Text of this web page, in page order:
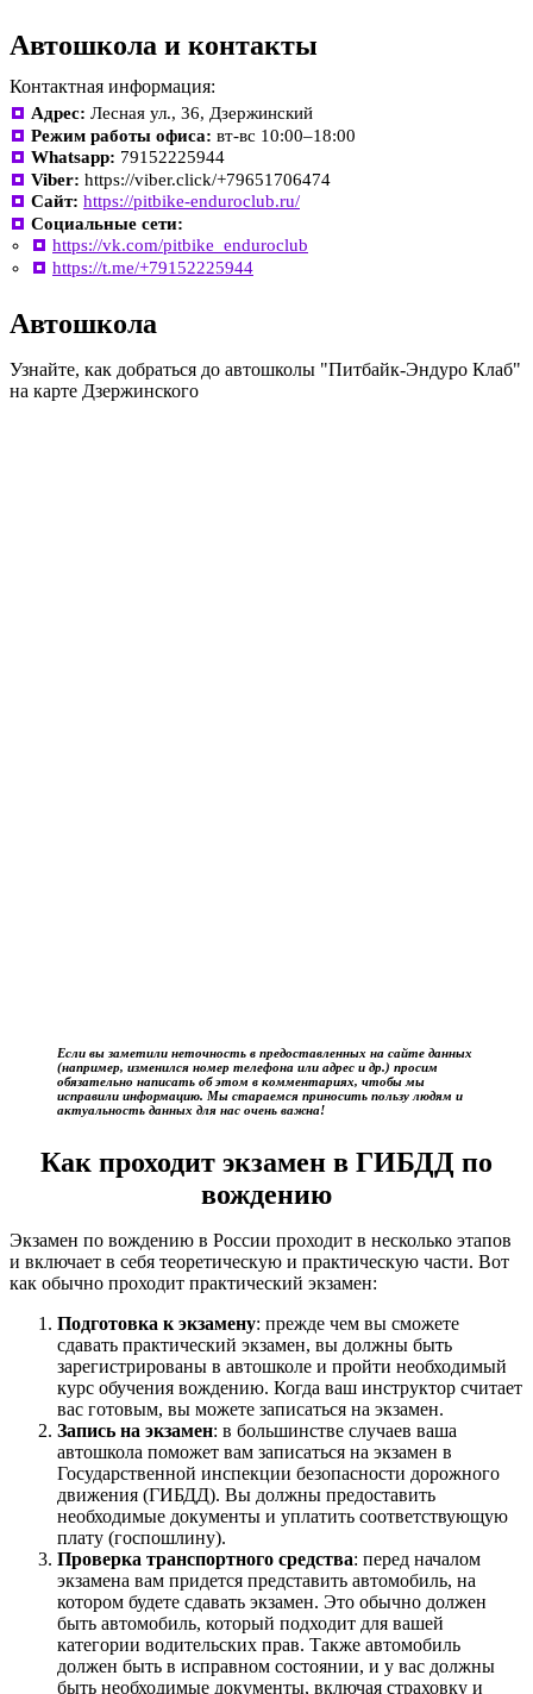
Автошкола и контакты
Контактная информация:
Адрес: Лесная ул., 36, Дзержинский
Режим работы офиса: вт-вс 10:00–18:00
Whatsapp: 79152225944
Viber: https://viber.click/+79651706474
Сайт: https://pitbike-enduroclub.ru/
Социальные сети:
https://vk.com/pitbike_enduroclub
https://t.me/+79152225944
Автошкола
Узнайте, как добраться до автошколы "Питбайк-Эндуро Клаб"
на карте Дзержинского
Если вы заметили неточность в предоставленных на сайте данных
(например, изменился номер телефона или адрес и др.) просим
обязательно написать об этом в комментариях, чтобы мы
исправили информацию. Мы стараемся приносить пользу людям и
актуальность данных для нас очень важна!
Как проходит экзамен в ГИБДД по
вождению
Экзамен по вождению в России проходит в несколько этапов
и включает в себя теоретическую и практическую части. Вот
как обычно проходит практический экзамен:
Подготовка к экзамену: прежде чем вы сможете
сдавать практический экзамен, вы должны быть
зарегистрированы в автошколе и пройти необходимый
курс обучения вождению. Когда ваш инструктор считает
вас готовым, вы можете записаться на экзамен.
Запись на экзамен: в большинстве случаев ваша
автошкола поможет вам записаться на экзамен в
Государственной инспекции безопасности дорожного
движения (ГИБДД). Вы должны предоставить
необходимые документы и уплатить соответствующую
плату (госпошлину).
Проверка транспортного средства: перед началом
экзамена вам придется представить автомобиль, на
котором будете сдавать экзамен. Это обычно должен
быть автомобиль, который подходит для вашей
категории водительских прав. Также автомобиль
должен быть в исправном состоянии, и у вас должны
быть необходимые документы, включая страховку и